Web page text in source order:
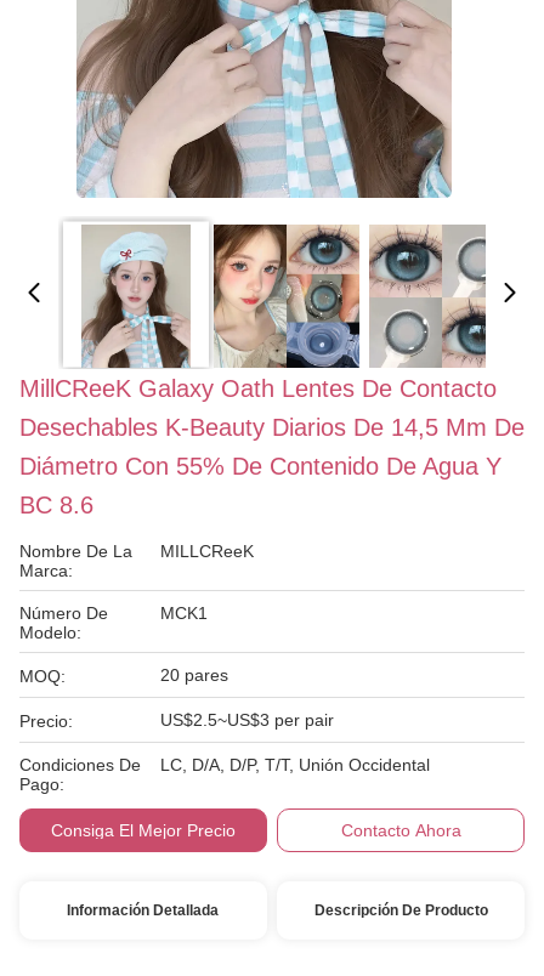
MillCReeK Galaxy Oath Lentes De Contacto
Desechables K-Beauty Diarios De 14,5 Mm De
Diámetro Con 55% De Contenido De Agua Y
BC 8.6
Nombre De La
Marca:
MILLCReeK
Número De
Modelo:
MCK1
MOQ: 20 pares
Precio: US$2.5~US$3 per pair
Condiciones De
Pago:
LC, D/A, D/P, T/T, Unión Occidental
Consiga El Mejor Precio Contacto Ahora
Información Detallada Descripción De Producto